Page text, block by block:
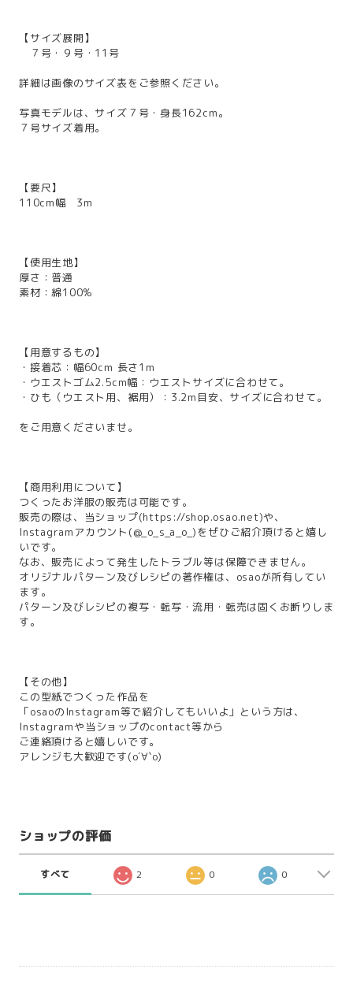
【サイズ展開】
７号・９号・11号
詳細は画像のサイズ表をご参照ください。
写真モデルは、サイズ７号・身長162cm。
７号サイズ着用。
【要尺】
110cm幅 3m
【使用生地】
厚さ：普通
素材：綿100%
【用意するもの】
・接着芯：幅60cm 長さ1m
・ウエストゴム2.5cm幅：ウエストサイズに合わせて。
・ひも（ウエスト用、裾用）：3.2m目安、サイズに合わせて。
をご用意くださいませ。
【商用利用について】
つくったお洋服の販売は可能です。
販売の際は、当ショップ(https://shop.osao.net)や、
Instagramアカウント(@_o_s_a_o_)をぜひご紹介頂けると嬉し
いです。
なお、販売によって発生したトラブル等は保障できません。
オリジナルパターン及びレシピの著作権は、osaoが所有してい
ます。
パターン及びレシピの複写・転写・流用・転売は固くお断りしま
す。
【その他】
この型紙でつくった作品を
「osaoのInstagram等で紹介してもいいよ」という方は、
Instagramや当ショップのcontact等から
ご連絡頂けると嬉しいです。
アレンジも大歓迎です(о´∀`о)
ショップの評価
すべて 2 0 0